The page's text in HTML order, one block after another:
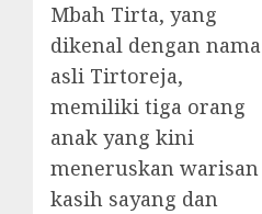
Mbah Tirta, yang
dikenal dengan nama
asli Tirtoreja,
memiliki tiga orang
anak yang kini
meneruskan warisan
kasih sayang dan